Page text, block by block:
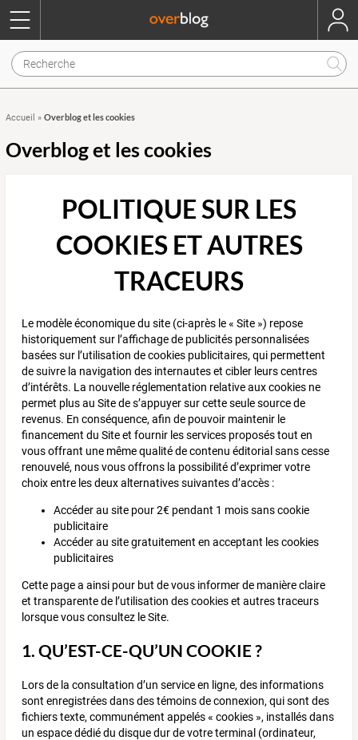
Accueil » Overblog et les cookies
Overblog et les cookies
POLITIQUE SUR LES
COOKIES ET AUTRES
TRACEURS
Le modèle économique du site (ci-après le « Site ») repose
historiquement sur l’affichage de publicités personnalisées
basées sur l’utilisation de cookies publicitaires, qui permettent
de suivre la navigation des internautes et cibler leurs centres
d’intérêts. La nouvelle réglementation relative aux cookies ne
permet plus au Site de s’appuyer sur cette seule source de
revenus. En conséquence, afin de pouvoir maintenir le
financement du Site et fournir les services proposés tout en
vous offrant une même qualité de contenu éditorial sans cesse
renouvelé, nous vous offrons la possibilité d’exprimer votre
choix entre les deux alternatives suivantes d’accès :
Accéder au site pour 2€ pendant 1 mois sans cookie
publicitaire
Accéder au site gratuitement en acceptant les cookies
publicitaires
Cette page a ainsi pour but de vous informer de manière claire
et transparente de l’utilisation des cookies et autres traceurs
lorsque vous consultez le Site.
1. QU’EST-CE-QU’UN COOKIE ?
Lors de la consultation d’un service en ligne, des informations
sont enregistrées dans des témoins de connexion, qui sont des
fichiers texte, communément appelés « cookies », installés dans
un espace dédié du disque dur de votre terminal (ordinateur,